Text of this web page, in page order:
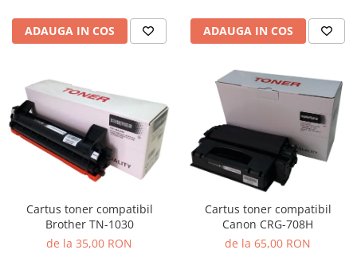
ADAUGA IN COS ADAUGA IN COS
Cartus toner compatibil
Brother TN-1030
de la 35,00 RON
Cartus toner compatibil
Canon CRG-708H
de la 65,00 RON